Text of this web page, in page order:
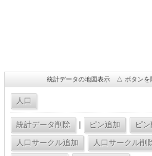
統計データの地図表示 △ ボタン